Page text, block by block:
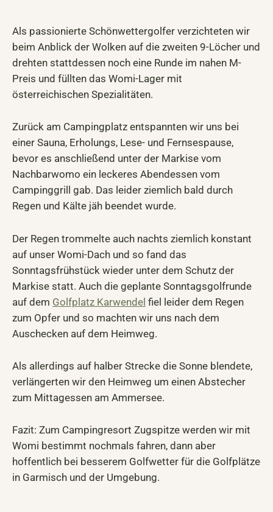
Als passionierte Schönwettergolfer verzichteten wir
beim Anblick der Wolken auf die zweiten 9-Löcher und
drehten stattdessen noch eine Runde im nahen M-
Preis und füllten das Womi-Lager mit
österreichischen Spezialitäten.
Zurück am Campingplatz entspannten wir uns bei
einer Sauna, Erholungs, Lese- und Fernsespause,
bevor es anschließend unter der Markise vom
Nachbarwomo ein leckeres Abendessen vom
Campinggrill gab. Das leider ziemlich bald durch
Regen und Kälte jäh beendet wurde.
Der Regen trommelte auch nachts ziemlich konstant
auf unser Womi-Dach und so fand das
Sonntagsfrühstück wieder unter dem Schutz der
Markise statt. Auch die geplante Sonntagsgolfrunde
auf dem Golfplatz Karwendel fiel leider dem Regen
zum Opfer und so machten wir uns nach dem
Auschecken auf dem Heimweg.
Als allerdings auf halber Strecke die Sonne blendete,
verlängerten wir den Heimweg um einen Abstecher
zum Mittagessen am Ammersee.
Fazit: Zum Campingresort Zugspitze werden wir mit
Womi bestimmt nochmals fahren, dann aber
hoffentlich bei besserem Golfwetter für die Golfplätze
in Garmisch und der Umgebung.